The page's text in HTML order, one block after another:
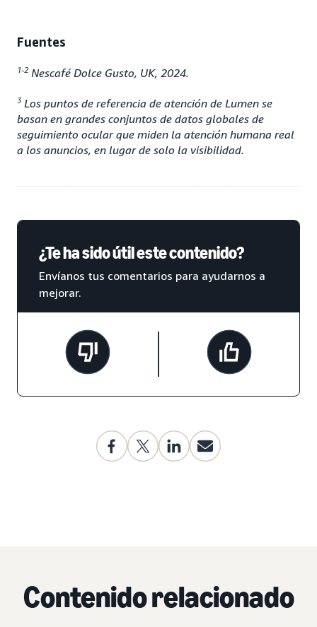
Fuentes
1-2 Nescafé Dolce Gusto, UK, 2024.
3 Los puntos de referencia de atención de Lumen se
basan en grandes conjuntos de datos globales de
seguimiento ocular que miden la atención humana real
a los anuncios, en lugar de solo la visibilidad.
¿Te ha sido útil este contenido?
Envíanos tus comentarios para ayudarnos a
mejorar.
Contenido relacionado